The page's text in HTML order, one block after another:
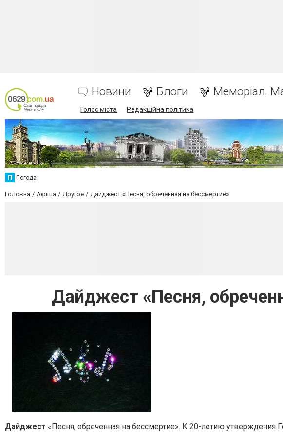
Новини Блоги Меморіал.
Голос міста Редакційна політика
П Погода
Головна Афіша Другое Дайджест «Песня, обреченная на бессмертие»
Дайджест «Песня,
Дайджест «Песня, обреченная на бессмертие». К 20-летию утверждения